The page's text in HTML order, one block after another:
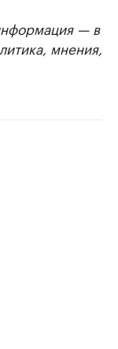
— в
мнения,